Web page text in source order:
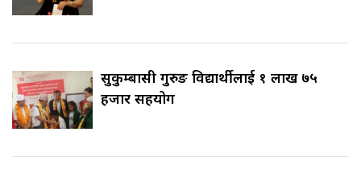
सुकुम्बासी गुरुङ विद्यार्थीलाई १ लाख ७५
हजार सहयोग